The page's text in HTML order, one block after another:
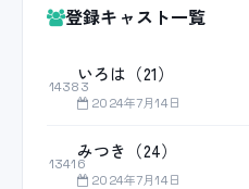
登録キャスト一覧
14383
いろは（21）
2024年7月14日
13416
みつき（24）
2024年7月14日